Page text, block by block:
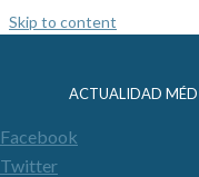
Skip to content
ACTUALIDAD
Facebook
Twitter